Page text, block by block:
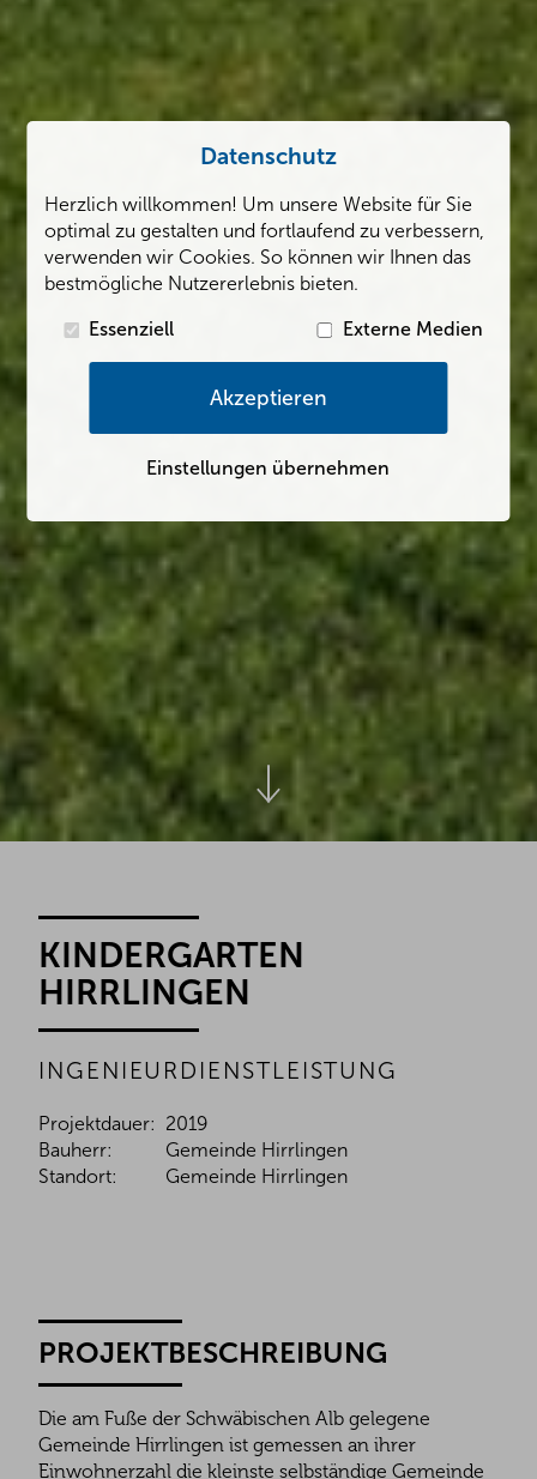
KINDERGARTEN
HIRRLINGEN
INGENIEURDIENSTLEISTUNG
Projektdauer: 2019
Bauherr:
Gemeinde Hirrlingen
Standort:
Gemeinde Hirrlingen
PROJEKTBESCHREIBUNG
Die am Fuße der Schwäbischen Alb gelegene
Gemeinde Hirrlingen ist gemessen an ihrer
Einwohnerzahl die kleinste selbständige Gemeinde
Datenschutz
Herzlich willkommen! Um unsere Website für Sie
optimal zu gestalten und fortlaufend zu verbessern,
verwenden wir Cookies. So können wir Ihnen das
bestmögliche Nutzererlebnis bieten.
Essenziell
Externe Medien
Akzeptieren
Einstellungen übernehmen